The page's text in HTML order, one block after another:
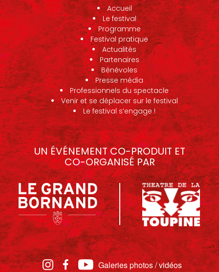
Accueil
Le festival
Programme
Festival pratique
Actualités
Partenaires
Bénévoles
Presse média
Professionnels du spectacle
Venir et se déplacer sur le festival
Le festival s’engage !
UN ÉVÉNEMENT CO-PRODUIT ET
CO-ORGANISÉ PAR
Galeries photos / vidéos